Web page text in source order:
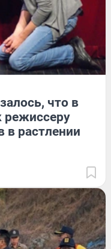
что в
режиссеру
в растлении